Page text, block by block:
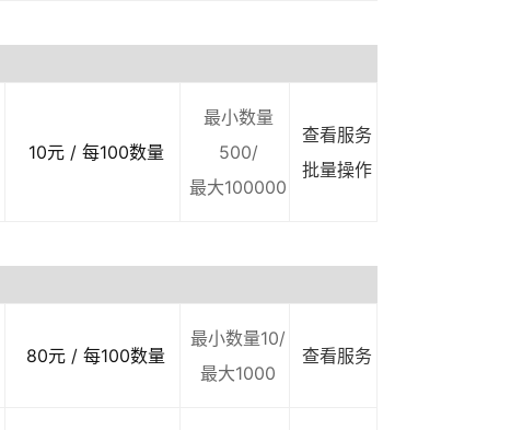
10元 / 每100数量
最小数量
500/
最大100000
查看服务
批量操作
80元 / 每100数量
最小数量10/
最大1000
查看服务